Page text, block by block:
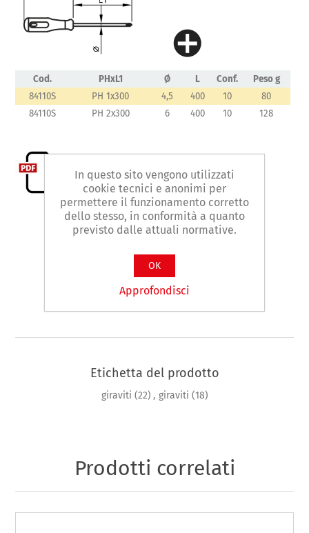
Cod. PHxL1 Ø L Conf.
Peso g
84110S
PH 1x300 4,5 400 10
80
84110S
PH 2x300 6 400 10 128
Contattaci
FacebookWhatsApp
Etichetta del prodotto
giraviti (22) , giraviti (18)
Prodotti correlati
In questo sito vengono utilizzati
cookie tecnici e anonimi per
permettere il funzionamento corretto
dello stesso, in conformità a quanto
previsto dalle attuali normative.
OK
Approfondisci